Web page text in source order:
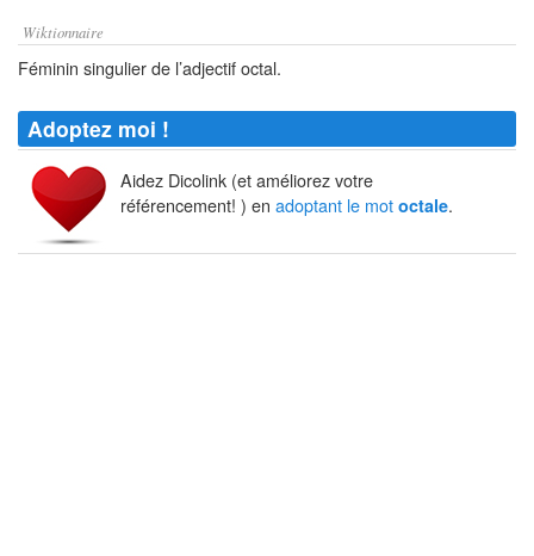
Wiktionnaire
Féminin singulier de l’adjectif octal.
Adoptez moi !
Aidez Dicolink (et améliorez votre
référencement! ) en adoptant le mot octale.